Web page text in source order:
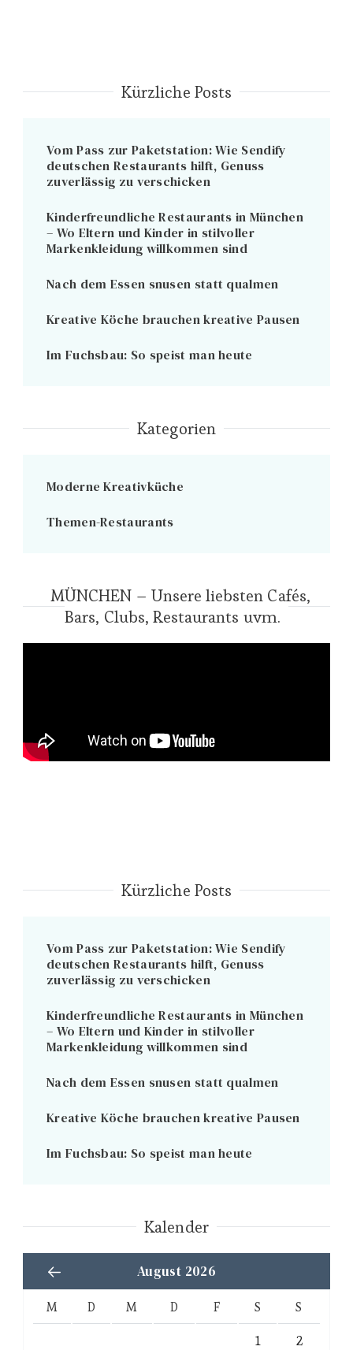
Kürzliche Posts
Vom Pass zur Paketstation: Wie Sendify
deutschen Restaurants hilft, Genuss
zuverlässig zu verschicken
Kinderfreundliche Restaurants in München
– Wo Eltern und Kinder in stilvoller
Markenkleidung willkommen sind
Nach dem Essen snusen statt qualmen
Kreative Köche brauchen kreative Pausen
Im Fuchsbau: So speist man heute
Kategorien
Moderne Kreativküche
Themen-Restaurants
MÜNCHEN – Unsere liebsten Cafés,
Bars, Clubs, Restaurants uvm.
Kürzliche Posts
Vom Pass zur Paketstation: Wie Sendify
deutschen Restaurants hilft, Genuss
zuverlässig zu verschicken
Kinderfreundliche Restaurants in München
– Wo Eltern und Kinder in stilvoller
Markenkleidung willkommen sind
Nach dem Essen snusen statt qualmen
Kreative Köche brauchen kreative Pausen
Im Fuchsbau: So speist man heute
Kalender
August 2026
M D M D F S S
1
2